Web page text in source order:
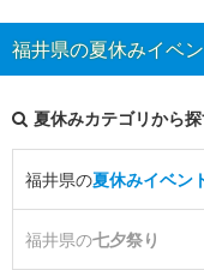
福井県の夏休みイベ
夏休みカテゴリから
福井県の夏休みイベン
福井県の七夕祭り